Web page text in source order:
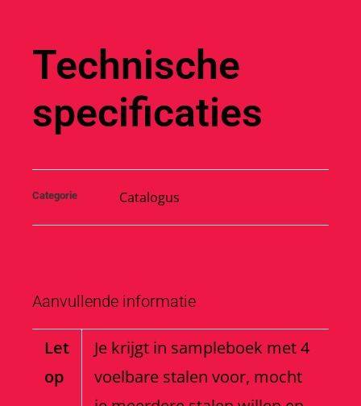
Technische
specificaties
Categorie Catalogus
Aanvullende informatie
Let
op
Je krijgt in sampleboek met 4
voelbare stalen voor, mocht